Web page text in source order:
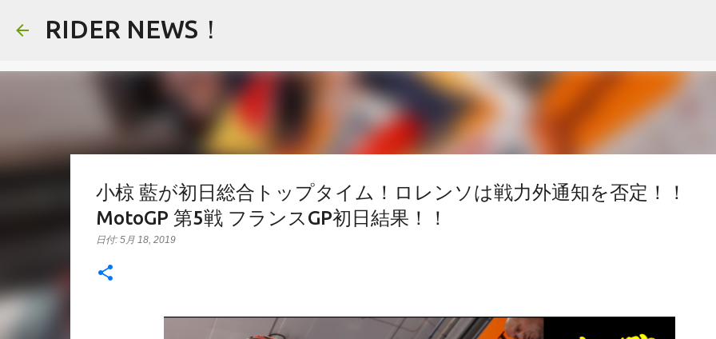
RIDER NEWS！
小椋 藍が初日総合トップタイム！ロレンソは戦力外通知を否定！！
MotoGP 第5戦 フランスGP初日結果！！
日付: 5月 18, 2019